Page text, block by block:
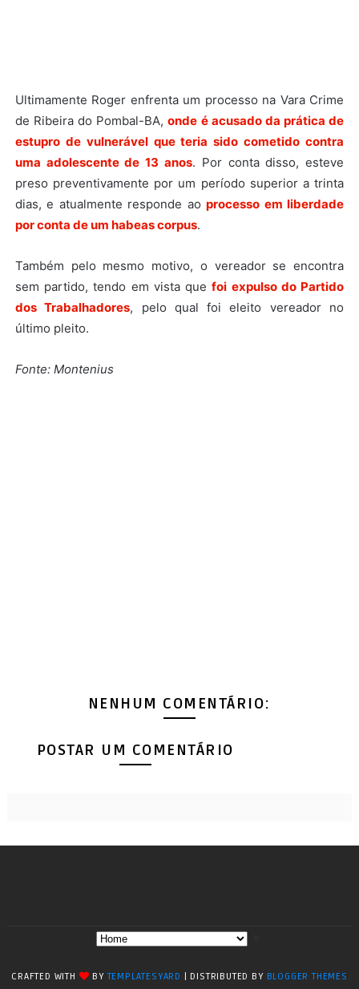
Ultimamente Roger enfrenta um processo na Vara Crime
de Ribeira do Pombal-BA,onde é acusado da prática de
estupro de vulnerável que teria sido cometido contra
uma adolescente de 13 anos. Por conta disso, esteve
preso preventivamente por um período superior a trinta
dias, e atualmente responde aoprocesso em liberdade
por conta de um habeas corpus.
Também pelo mesmo motivo, o vereador se encontra
sem partido, tendo em vista quefoi expulso do Partido
dos Trabalhadores, pelo qual foi eleito vereador no
último pleito.
Fonte: Montenius
NENHUM COMENTÁRIO:
POSTAR UM COMENTÁRIO
CRAFTED WITH BYTEMPLATESYARD | DISTRIBUTED BY BLOGGER THEMES